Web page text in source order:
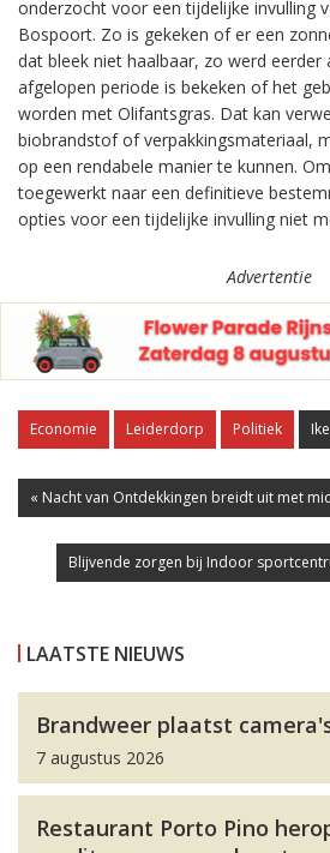
onderzocht voor een tijdelijke invulling
Bospoort. Zo is gekeken of er een
dat bleek niet haalbaar, zo werd eerder
afgelopen periode is bekeken of het
worden met Olifantsgras. Dat kan
biobrandstof of verpakkingsmateriaal,
op een rendabele manier te kunnen.
toegewerkt naar een definitieve
opties voor een tijdelijke invulling niet
Advertentie
Economie Leiderdorp Politiek
« Nacht van Ontdekkingen breidt uit met
Blijvende zorgen bij Indoor
LAATSTE NIEUWS
Brandweer plaatst
7 augustus 2026
Restaurant Porto Pino